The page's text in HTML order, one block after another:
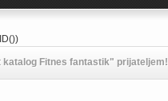
Fitnes fantastik" prijateljem!